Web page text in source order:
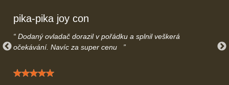
pika-pika joy con
Dodaný ovladač dorazil v pořádku a splnil veškerá
očekávání. Navíc za super cenu
Hodnocení: 5 / 5